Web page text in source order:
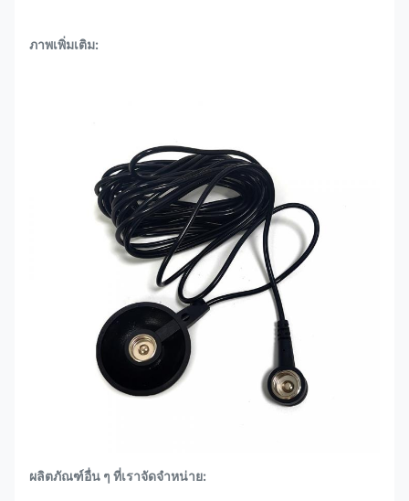
ภาพเพิ่มเติม:
ผลิตภัณฑ์อื่น ๆ ที่เราจัดจําหน่าย: